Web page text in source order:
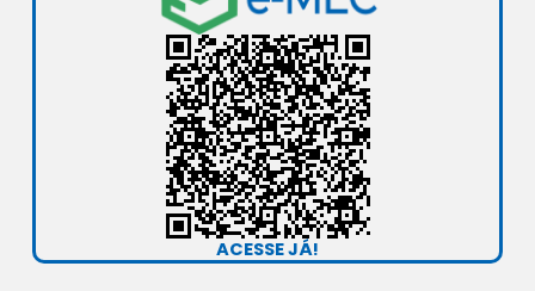
r
a
m
e
o
k
i
n
ACESSE JÁ!